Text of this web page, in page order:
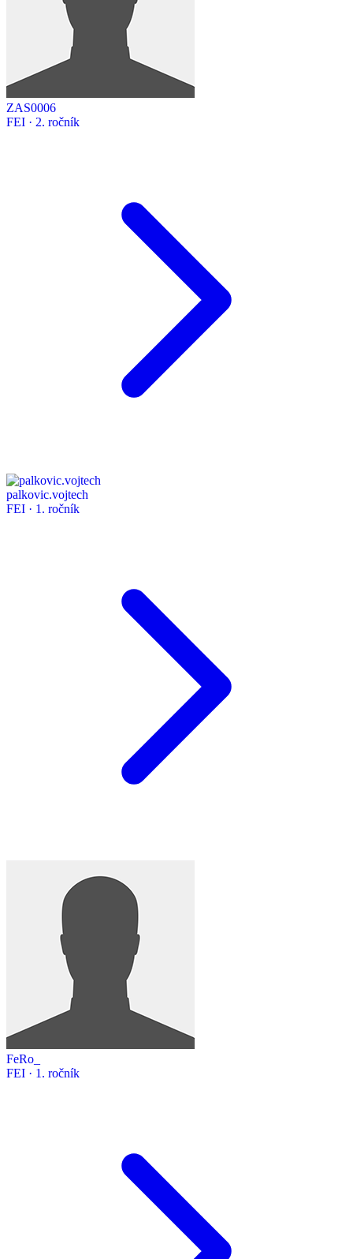
ZAS0006
FEI · 2. ročník
palkovic.vojtech
FEI · 1. ročník
FeRo_
FEI · 1. ročník